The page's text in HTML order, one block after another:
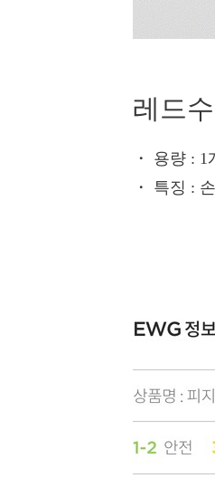
레드
・ 용량 : 1
・ 특징 :